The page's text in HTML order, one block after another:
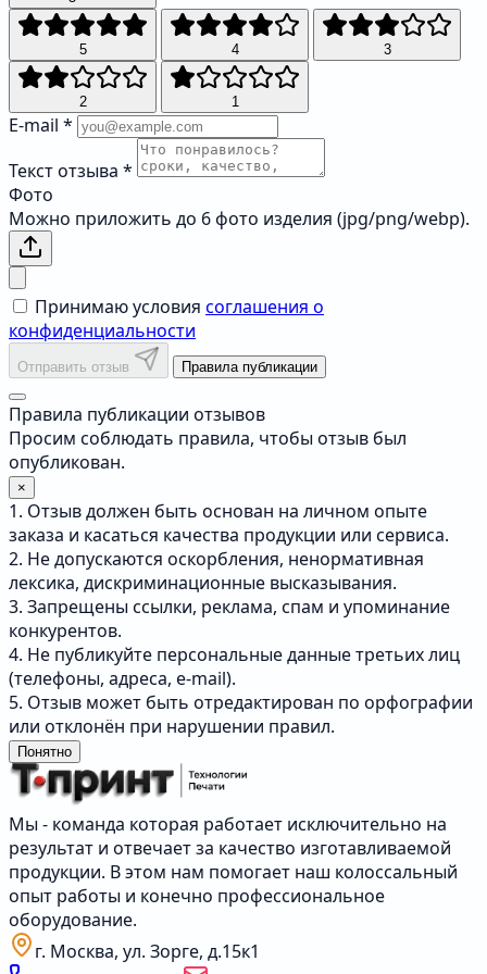
5 4 3
2 1
E-mail *
Текст отзыва *
Фото
Можно приложить до 6 фото изделия (jpg/png/webp).
Принимаю условия соглашения о
конфиденциальности
Отправить отзыв Правила публикации
Правила публикации отзывов
Просим соблюдать правила, чтобы отзыв был
опубликован.
×
1. Отзыв должен быть основан на личном опыте
заказа и касаться качества продукции или сервиса.
2. Не допускаются оскорбления, ненормативная
лексика, дискриминационные высказывания.
3. Запрещены ссылки, реклама, спам и упоминание
конкурентов.
4. Не публикуйте персональные данные третьих лиц
(телефоны, адреса, e-mail).
5. Отзыв может быть отредактирован по орфографии
или отклонён при нарушении правил.
Понятно
Мы - команда которая работает исключительно на
результат и отвечает за качество изготавливаемой
продукции. В этом нам помогает наш колоссальный
опыт работы и конечно профессиональное
оборудование.
г. Москва, ул. Зорге, д.15к1